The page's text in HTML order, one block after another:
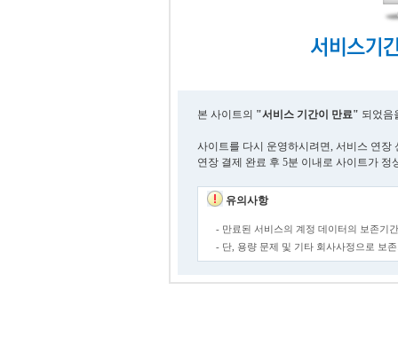
본 사이트의 "서비스 기간이 만료" 되었음
사이트를 다시 운영하시려면, 서비스 연장
연장 결제 완료 후 5분 이내로 사이트가 정
유의사항
- 만료된 서비스의 계정 데이터의 보존기
- 단, 용량 문제 및 기타 회사사정으로 보